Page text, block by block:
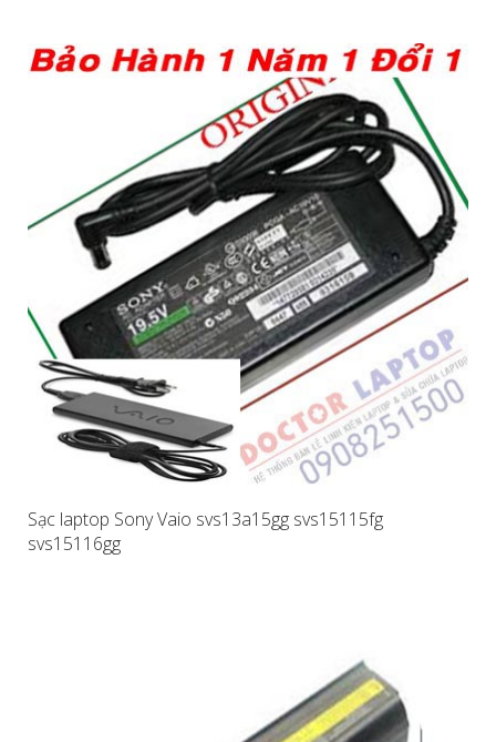
Sạc laptop Sony Vaio svs13a15gg svs15115fg
svs15116gg